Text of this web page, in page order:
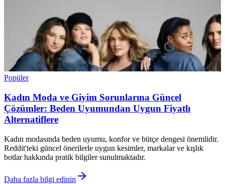
Popüler
Kadın Moda ve Giyim Sorunlarına Güncel
Çözümler: Beden Uyumundan Uygun Fiyatlı
Alternatiflere
Kadın modasında beden uyumu, konfor ve bütçe dengesi önemlidir.
Reddit'teki güncel önerilerle uygun kesimler, markalar ve kışlık
botlar hakkında pratik bilgiler sunulmaktadır.
Daha fazla bilgi edinin